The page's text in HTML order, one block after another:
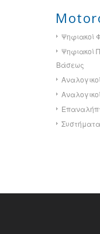
Ψηφιακοί
Ψηφιακοί
Βάσεως
Συστήματα